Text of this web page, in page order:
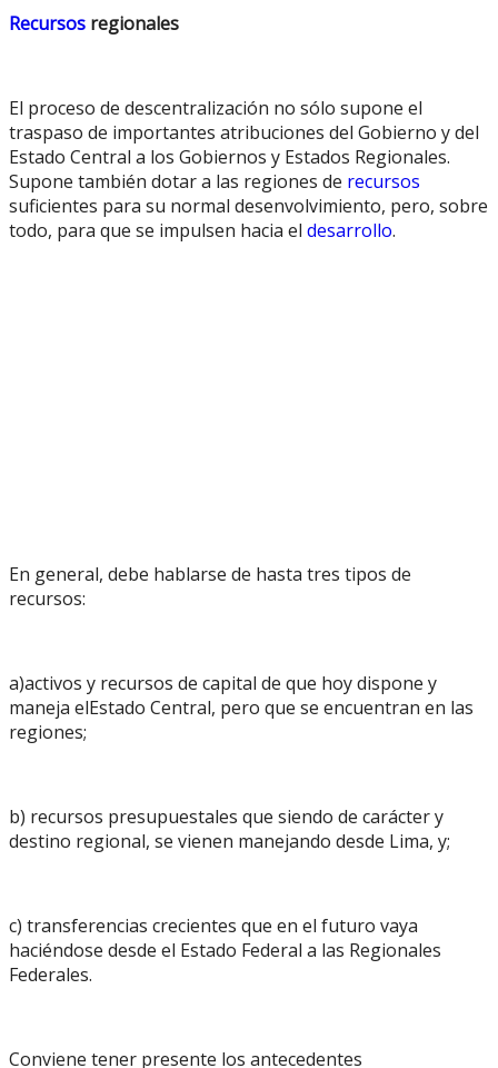
Recursos regionales
El proceso de descentralización no sólo supone el
traspaso de importantes atribuciones del Gobierno y del
Estado Central a los Gobiernos y Estados Regionales.
Supone también dotar a las regiones de recursos
suficientes para su normal desenvolvimiento, pero, sobre
todo, para que se impulsen hacia el desarrollo.
En general, debe hablarse de hasta tres tipos de
recursos:
a)activos y recursos de capital de que hoy dispone y
maneja elEstado Central, pero que se encuentran en las
regiones;
b) recursos presupuestales que siendo de carácter y
destino regional, se vienen manejando desde Lima, y;
c) transferencias crecientes que en el futuro vaya
haciéndose desde el Estado Federal a las Regionales
Federales.
Conviene tener presente los antecedentes